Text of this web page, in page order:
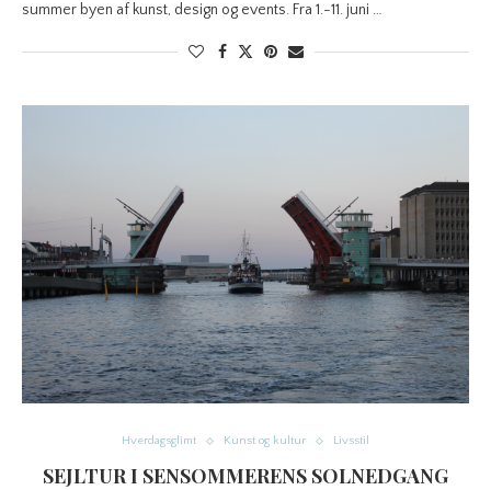
summer byen af kunst, design og events. Fra 1.-11. juni …
Hverdagsglimt Kunst og kultur Livsstil
SEJLTUR I SENSOMMERENS SOLNEDGANG